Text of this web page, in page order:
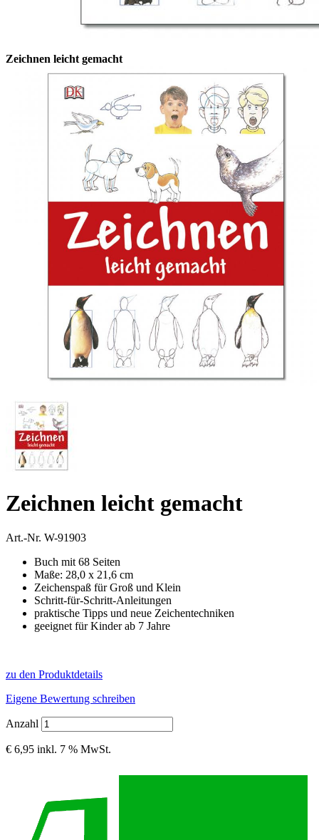
Zeichnen leicht gemacht
Zeichnen leicht gemacht
Art.-Nr. W-91903
Buch mit 68 Seiten
Maße: 28,0 x 21,6 cm
Zeichenspaß für Groß und Klein
Schritt-für-Schritt-Anleitungen
praktische Tipps und neue Zeichentechniken
geeignet für Kinder ab 7 Jahre
zu den Produktdetails
Eigene Bewertung schreiben
Anzahl
€ 6,95 inkl. 7 % MwSt.